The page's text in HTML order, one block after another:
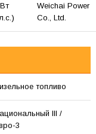
Weichai Power
Co., Ltd.
топливо
III /
3